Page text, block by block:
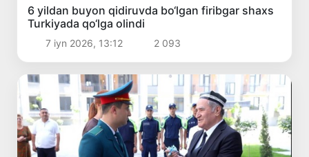
6 yildan buyon qidiruvda bo‘lgan firibgar shaxs
Turkiyada qo‘lga olindi
7 iyn 2026, 13:12 2 093